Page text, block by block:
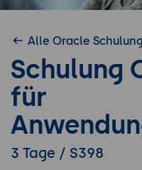
Alle Oracle
Schulung
für
3 Tage / S398